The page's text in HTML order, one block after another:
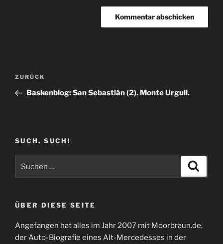
Beitragsnavigation
Vorheriger
Beitrag
ZURÜCK
Baskenblog: San Sebastián (2). Monte Urgull.
SUCH, SUCH!
ÜBER DIESE SEITE
Angefangen hat alles im Jahr 2007 mit Moorbraun.de,
der Auto-Biografie eines Alt-Mercedesses in der